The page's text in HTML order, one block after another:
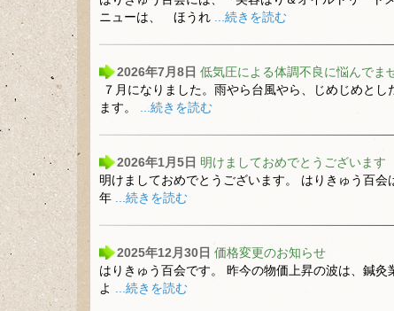
ニューは、 ほうれ ...続きを読む
2026年7月8日 低気圧による体調不良に悩んでま
７月になりました。雨やら台風やら、じめじめと
ます。 ...続きを読む
2026年1月5日 明けましておめでとうございます
明けましておめでとうございます。 はりきゅう百
年 ...続きを読む
2025年12月30日 価格変更のお知らせ
はりきゅう百会です。 昨今の物価上昇の波は、鍼
よ ...続きを読む